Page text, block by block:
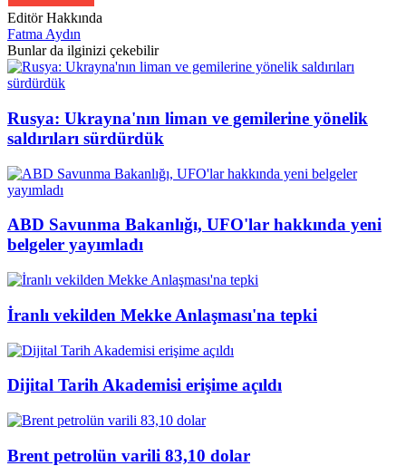
Editör Hakkında
Fatma Aydın
Bunlar da ilginizi çekebilir
Rusya: Ukrayna'nın liman ve gemilerine yönelik
saldırıları sürdürdük
ABD Savunma Bakanlığı, UFO'lar hakkında yeni
belgeler yayımladı
İranlı vekilden Mekke Anlaşması'na tepki
Dijital Tarih Akademisi erişime açıldı
Brent petrolün varili 83,10 dolar